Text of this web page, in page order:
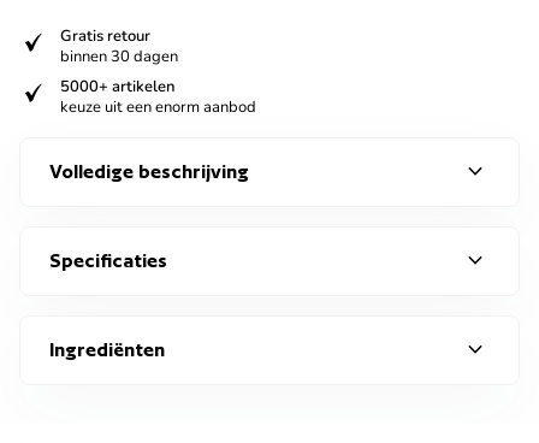
verified
Gratis retour
binnen 30 dagen
verified
5000+ artikelen
keuze uit een enorm aanbod
Volledige beschrijving expand_more
Specificaties expand_more
Ingrediënten expand_more